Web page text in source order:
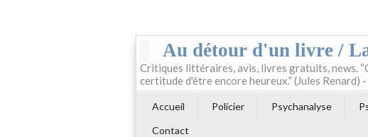
Au détour d'un livre /
Critiques littéraires, avis, livres gratuits, news.
certitude d'être encore heureux.” (Jules Renard) -
Accueil Policier Psychanalyse
Contact